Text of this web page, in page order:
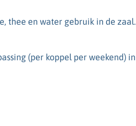
thee en water gebruik in de zaal.
(per koppel per weekend) in